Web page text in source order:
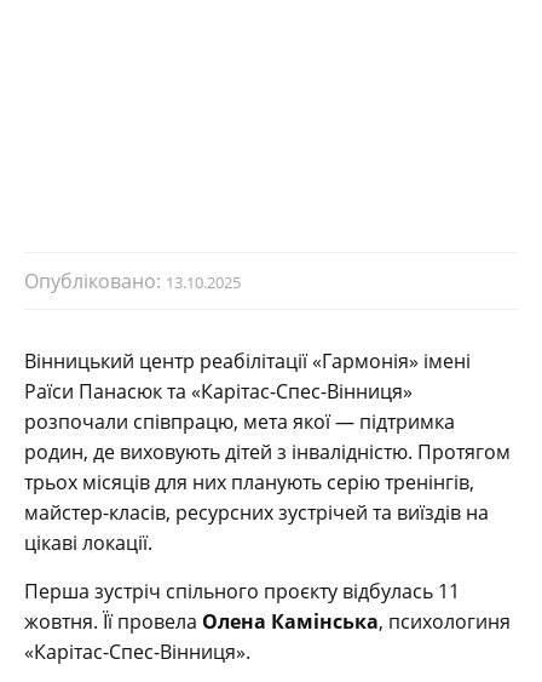
Опубліковано: 13.10.2025
Вінницький центр реабілітації «Гармонія» імені
Раїси Панасюк та «Карітас-Спес-Вінниця»
розпочали співпрацю, мета якої — підтримка
родин, де виховують дітей з інвалідністю. Протягом
трьох місяців для них планують серію тренінгів,
майстер-класів, ресурсних зустрічей та виїздів на
цікаві локації.
Перша зустріч спільного проєкту відбулась 11
жовтня. Її провела Олена Камінська, психологиня
«Карітас-Спес-Вінниця».